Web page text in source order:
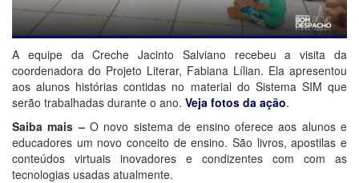
A equipe da Creche Jacinto Salviano recebeu a visita da
coordenadora do Projeto Literar, Fabiana Lílian. Ela apresentou
aos alunos histórias contidas no material do Sistema SIM que
serão trabalhadas durante o ano. Veja fotos da ação.
Saiba mais –O novo sistema de ensino oferece aos alunos e
educadores um novo conceito de ensino. São livros, apostilas e
conteúdos virtuais inovadores e condizentes com com as
tecnologias usadas atualmente.